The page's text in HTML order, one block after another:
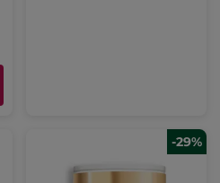
-29%